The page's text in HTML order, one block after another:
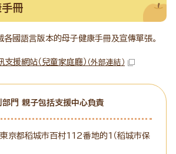
冊
國語言版本的母子健康手冊及宣傳單張。
援網站（兒童家庭廳） （外部連結）
部門 親子包括支援中心負責
都稻城市百村112番地的1（稻城市保